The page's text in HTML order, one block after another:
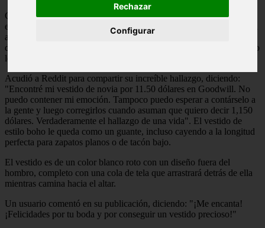
Rechazar
Configurar
Cuando entras en una tienda de segunda mano, normalmente
esperas encontrar camisetas viejas, DVDs de clásicos de culto y una
abundancia de tazas. Pero una mujer se quedó boquiabierta cuando
descubrió su futuro vestido de novia en una tienda Goodwill - y solo
le costó 11.50 dólares.
Acudió a Reddit para compartir su increíble hallazgo, diciendo:
"Encontré mi vestido de novia por 11.50 dólares en Goodwill. No
puedo contener mi emoción. Tampoco puedo esperar a contárselo a
la gente y luego corregirlos cuando asuman que quiero decir 1,150
dólares. Verdaderamente el hallazgo de una vida". El vestido de
estilo boho le queda como un guante, incluso cayendo a la longitud
perfecta para zapatos planos o de tacón bajo.
El vestido es de un color blanco roto con un diseño fuera del
hombro, completo con una cola de tela que arrastrará detrás de ella
mientras camina hacia el altar.
Un usuario comentó en su publicación, diciendo: "¡Me encanta!
¡Felicidades por tu boda y por conseguir un vestido precioso!"